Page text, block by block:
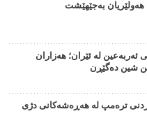
هەولێریان بەجێهێشت
ئەربەعین لە ئێران؛ هەزاران
شین دەگێڕن
ترەمپ لە هەڕەشەکانی دژی